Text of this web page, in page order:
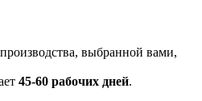
выбранной вами,
45-60 рабочих дней.